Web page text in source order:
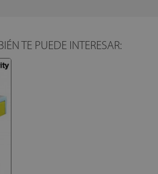
TE PUEDE INTERESAR: